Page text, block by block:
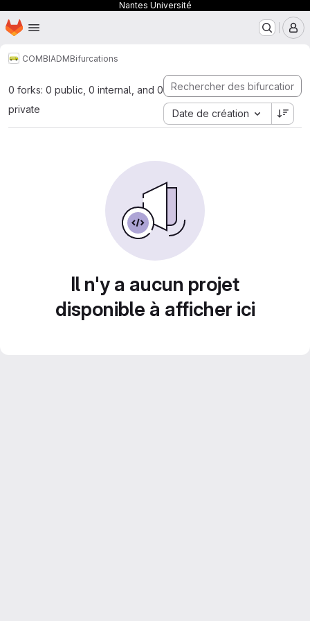
Nantes Université
Passer au contenu principal
Page d'accueil
COMBIADMBifurcations
0 forks: 0 public, 0 internal, and 0
private
Date de création
Il n'y a aucun projet
disponible à afficher ici